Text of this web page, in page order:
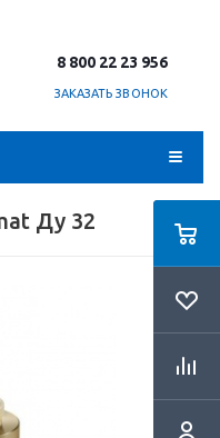
8 800 22 23 956
ЗАКАЗАТЬ ЗВОНОК
Ду 32